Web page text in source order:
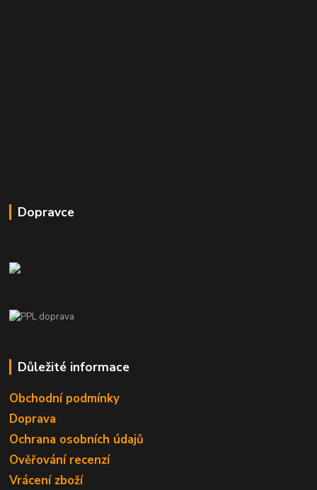
Dopravce
Důležité informace
Obchodní podmínky
Doprava
Ochrana osobních údajů
Ověřování recenzí
Vrácení zboží